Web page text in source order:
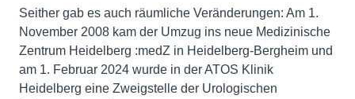
Seither gab es auch räumliche Veränderungen: Am 1.
November 2008 kam der Umzug ins neue Medizinische
Zentrum Heidelberg :medZ in Heidelberg-Bergheim und
am 1. Februar 2024 wurde in der ATOS Klinik
Heidelberg eine Zweigstelle der Urologischen